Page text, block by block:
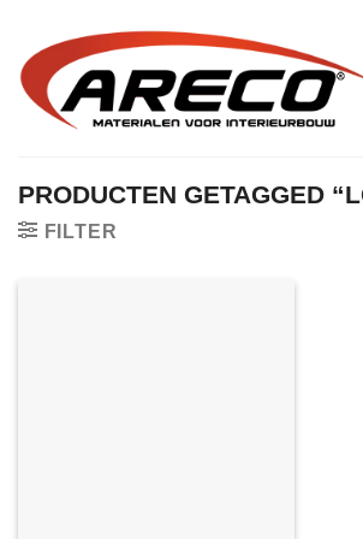
inhoud
PRODUCTEN GETAGGED
FILTER